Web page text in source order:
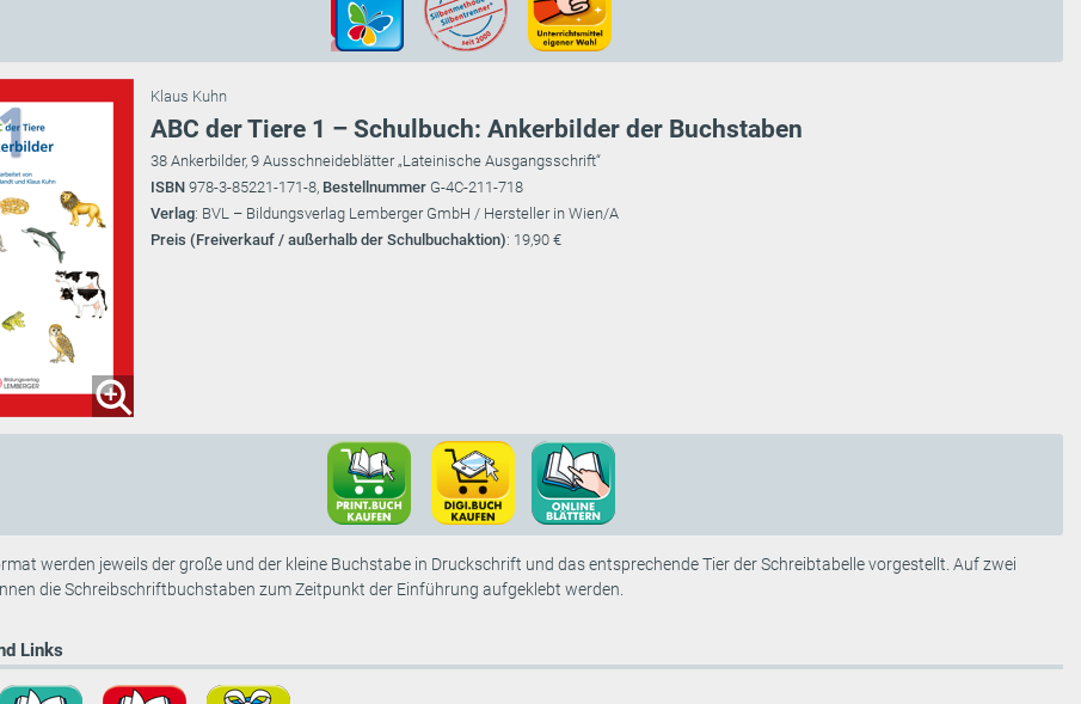
Klaus Kuhn
ABC der Tiere 1 – Schulbuch: Ankerbilder der Buchstaben
38 Ankerbilder, 9 Ausschneideblätter „Lateinische Ausgangsschrift“
ISBN 978-3-85221-171-8, Bestellnummer G-4C-211-718
Verlag: BVL – Bildungsverlag Lemberger GmbH / Hersteller in Wien/A
Preis (Freiverkauf / außerhalb der Schulbuchaktion): 19,90 €
werden jeweils der große und der kleine Buchstabe in Druckschrift und das entsprechende Tier der Schreibtabelle vorgestellt. Auf zwei
die Schreibschriftbuchstaben zum Zeitpunkt der Einführung aufgeklebt werden.
Links